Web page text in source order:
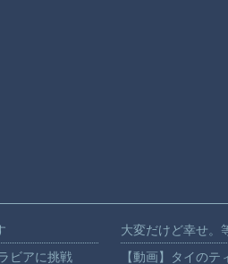
ビアに挑戦
大変だけど幸せ。
【動画】タイの